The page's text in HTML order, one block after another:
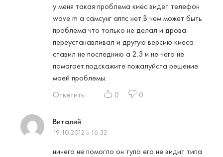
у меня такая проблема киес видет телефон
wave m а самсунг аппс нет.В чем может быть
проблема что только не делал и дрова
переустанавливал и другую версию киеса
ставил не последнию а 2.3 и не чего не
помагает.подскажите пожалуйста решение
моей проблемы.
Ответить
0 0
Виталий
19.10.2012 в 16:32
ничего не помогло он тупо его не видит типа